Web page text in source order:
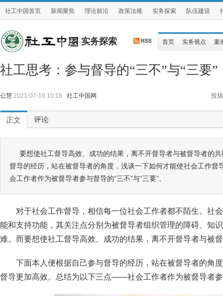
社工中国首页 新闻聚焦 理论前沿 政策法规 实务探索 队伍建设
实务探索 首页 实务视点 案
社工思考：参与督导的“三不”与“三要”
公慧 2021-07-16 10:18 社工中国网 投搞
正文 评论
要想使社工督导高效、成功的结果，离不开督导者与被督导者的
督导的经历，站在被督导者的角度，浅谈一下如何才能使社会工作
会工作者作为被督导者参与督导的“三不”与“三要”。
对于社会工作督导，相信每一位社会工作者都不陌生。社
能和支持功能，其关注点分别为被督导者组织管理的障碍、知
难。而要想使社工督导高效、成功的结果，离不开督导者与被
下面本人便根据自己参与督导的经历，站在被督导者的角
督导更加高效。总结为以下三点——社会工作者作为被督导者参